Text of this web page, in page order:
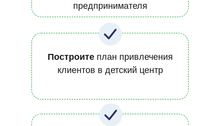
предпринимателя
Построитеплан привлечения
клиентов в детский центр